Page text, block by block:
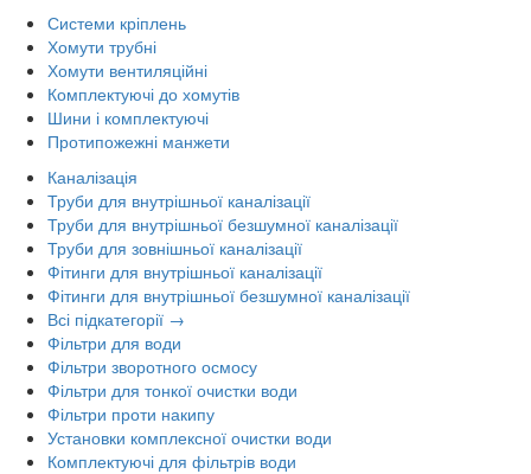
Системи кріплень
Хомути трубні
Хомути вентиляційні
Комплектуючі до хомутів
Шини і комплектуючі
Протипожежні манжети
Каналізація
Труби для внутрішньої каналізації
Труби для внутрішньої безшумної каналізації
Труби для зовнішньої каналізації
Фітинги для внутрішньої каналізації
Фітинги для внутрішньої безшумної каналізації
Всі підкатегорії →
Фільтри для води
Фільтри зворотного осмосу
Фільтри для тонкої очистки води
Фільтри проти накипу
Установки комплексної очистки води
Комплектуючі для фільтрів води